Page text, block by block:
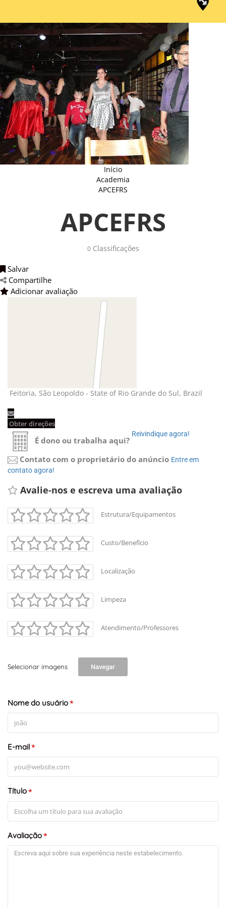
Início
Academia
APCEFRS
APCEFRS
0Classificações
Salvar
Compartilhe
Adicionar avaliação
Feitoria, São Leopoldo - State of Rio Grande do Sul, Brazil
Obter direções
É dono ou trabalha aqui?
Reivindique agora!
Contato com o proprietário do anúncio Entre em
contato agora!
Avalie-nos e escreva uma avaliação
Estrutura/Equipamentos
Custo/Benefício
Localização
Limpeza
Atendimento/Professores
Selecionar imagens Navegar
Nome do usuário*
E-mail*
Título*
Avaliação*